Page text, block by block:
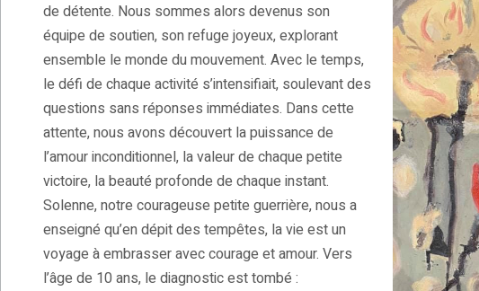
de détente. Nous sommes alors devenus son
équipe de soutien, son refuge joyeux, explorant
ensemble le monde du mouvement. Avec le temps,
le défi de chaque activité s’intensifiait, soulevant des
questions sans réponses immédiates. Dans cette
attente, nous avons découvert la puissance de
l’amour inconditionnel, la valeur de chaque petite
victoire, la beauté profonde de chaque instant.
Solenne, notre courageuse petite guerrière, nous a
enseigné qu’en dépit des tempêtes, la vie est un
voyage à embrasser avec courage et amour. Vers
l’âge de 10 ans, le diagnostic est tombé :